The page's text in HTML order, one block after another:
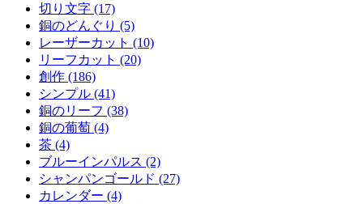
切り文字 (17)
銅のどんぐり (5)
レーザーカット (10)
リーフカット (20)
創作 (186)
シンプル (41)
銅のリーフ (38)
銅の葡萄 (4)
茶 (4)
ブルーインパルス (2)
シャンパンゴールド (27)
カレンダー (4)